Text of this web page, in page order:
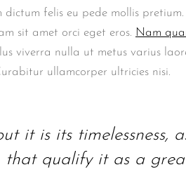
felis eu pede mollis
sit amet orci eget eros. Nam
viverra nulla ut metus varius
ullamcorper ultricies nisi.
it is its timelessness,
that qualify it as a